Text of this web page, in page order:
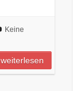
Keine
weiterlesen